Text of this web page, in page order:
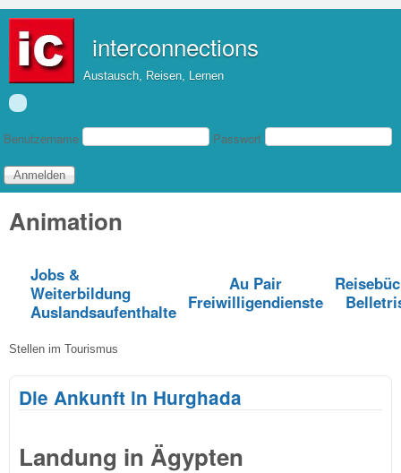
interconnections
Austausch, Reisen, Lernen
Benutzeranmeldung
Benutzername Passwort
Animation
Jobs &
Weiterbildung
Auslandsaufenthalte
Au Pair
Freiwilligendienste
Stellen im Tourismus
Die Ankunft in Hurghada
Landung in Ägypten